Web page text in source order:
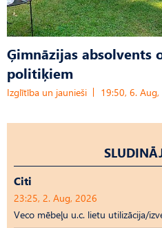
Ģimnāzijas absolvents
politiķiem
Izglītība un jaunieši 19:50, 6.
Citi
23:25, 2. Aug, 2026
Veco mēbeļu u.c. lietu utilizācija/